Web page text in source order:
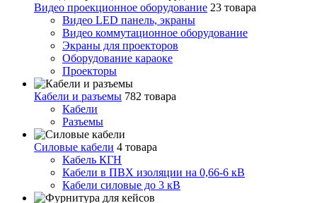
Видео проекционное оборудование 23 товара
Видео LED панель, экраны
Видео коммутационное оборудование
Экраны для проекторов
Оборудование караоке
Проекторы
Кабели и разъемы 782 товара
Кабели
Разъемы
Силовые кабели 4 товара
Кабель КГН
Кабели в ПВХ изоляции на 0,66-6 кВ
Кабели силовые до 3 кВ